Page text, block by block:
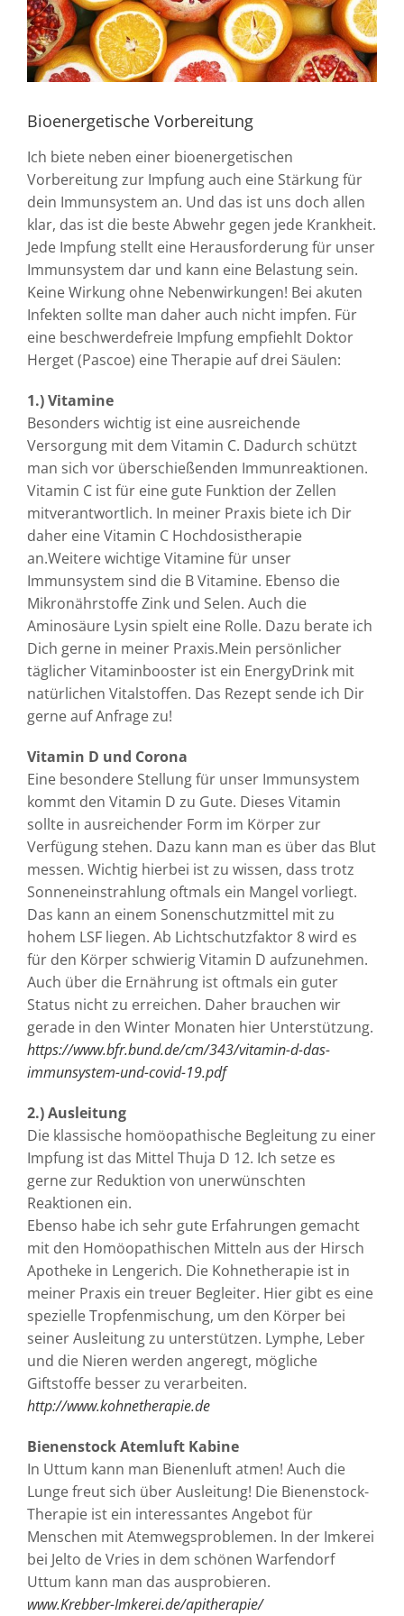
Bioenergetische Vorbereitung
Ich biete neben einer bioenergetischen
Vorbereitung zur Impfung auch eine Stärkung für
dein Immunsystem an. Und das ist uns doch allen
klar, das ist die beste Abwehr gegen jede Krankheit.
Jede Impfung stellt eine Herausforderung für unser
Immunsystem dar und kann eine Belastung sein.
Keine Wirkung ohne Nebenwirkungen! Bei akuten
Infekten sollte man daher auch nicht impfen. Für
eine beschwerdefreie Impfung empfiehlt Doktor
Herget (Pascoe) eine Therapie auf drei Säulen:
1.) Vitamine
Besonders wichtig ist eine ausreichende
Versorgung mit dem Vitamin C. Dadurch schützt
man sich vor überschießenden Immunreaktionen.
Vitamin C ist für eine gute Funktion der Zellen
mitverantwortlich. In meiner Praxis biete ich Dir
daher eine Vitamin C Hochdosistherapie
an.Weitere wichtige Vitamine für unser
Immunsystem sind die B Vitamine. Ebenso die
Mikronährstoffe Zink und Selen. Auch die
Aminosäure Lysin spielt eine Rolle. Dazu berate ich
Dich gerne in meiner Praxis.Mein persönlicher
täglicher Vitaminbooster ist ein EnergyDrink mit
natürlichen Vitalstoffen. Das Rezept sende ich Dir
gerne auf Anfrage zu!
Vitamin D und Corona
Eine besondere Stellung für unser Immunsystem
kommt den Vitamin D zu Gute. Dieses Vitamin
sollte in ausreichender Form im Körper zur
Verfügung stehen. Dazu kann man es über das Blut
messen. Wichtig hierbei ist zu wissen, dass trotz
Sonneneinstrahlung oftmals ein Mangel vorliegt.
Das kann an einem Sonenschutzmittel mit zu
hohem LSF liegen. Ab Lichtschutzfaktor 8 wird es
für den Körper schwierig Vitamin D aufzunehmen.
Auch über die Ernährung ist oftmals ein guter
Status nicht zu erreichen. Daher brauchen wir
gerade in den Winter Monaten hier Unterstützung.
https://www.bfr.bund.de/cm/343/vitamin-d-das-
immunsystem-und-covid-19.pdf
2.) Ausleitung
Die klassische homöopathische Begleitung zu einer
Impfung ist das Mittel Thuja D 12. Ich setze es
gerne zur Reduktion von unerwünschten
Reaktionen ein.
Ebenso habe ich sehr gute Erfahrungen gemacht
mit den Homöopathischen Mitteln aus der Hirsch
Apotheke in Lengerich. Die Kohnetherapie ist in
meiner Praxis ein treuer Begleiter. Hier gibt es eine
spezielle Tropfenmischung, um den Körper bei
seiner Ausleitung zu unterstützen. Lymphe, Leber
und die Nieren werden angeregt, mögliche
Giftstoffe besser zu verarbeiten.
http://www.kohnetherapie.de
Bienenstock Atemluft Kabine
In Uttum kann man Bienenluft atmen! Auch die
Lunge freut sich über Ausleitung! Die Bienenstock-
Therapie ist ein interessantes Angebot für
Menschen mit Atemwegsproblemen. In der Imkerei
bei Jelto de Vries in dem schönen Warfendorf
Uttum kann man das ausprobieren.
www.Krebber-Imkerei.de/apitherapie/